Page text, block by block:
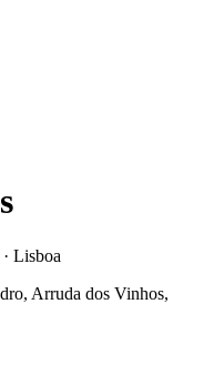
Lisboa
Arruda dos Vinhos,